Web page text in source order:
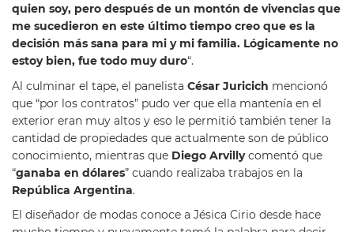
quien soy, pero después de un montón de vivencias que
me sucedieron en este último tiempo creo que es la
decisión más sana para mi y mi familia. Lógicamente no
estoy bien, fue todo muy duro“.
Al culminar el tape, el panelista César Juricich mencionó
que “por los contratos” pudo ver que ella mantenía en el
exterior eran muy altos y eso le permitió también tener la
cantidad de propiedades que actualmente son de público
conocimiento, mientras que Diego Arvillycomentó que
“ganaba en dólares” cuando realizaba trabajos en la
República Argentina.
El diseñador de modas conoce a Jésica Cirio desde hace